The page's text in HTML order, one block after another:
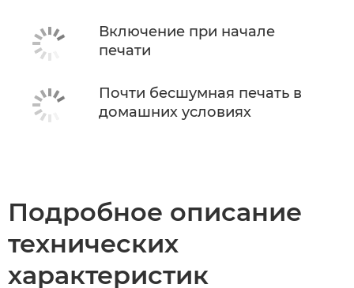
Включение при начале
печати
Почти бесшумная печать в
домашних условиях
Подробное описание
технических
характеристик